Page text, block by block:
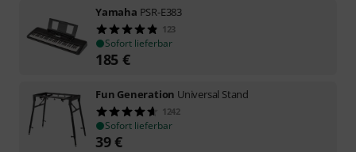
Yamaha PSR-E383
123
Sofort lieferbar
185 €
Fun Generation Universal Stand
1242
Sofort lieferbar
39€